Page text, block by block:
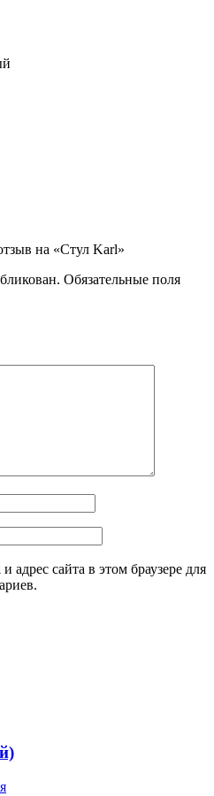
на «Стул Karl»
Обязательные поля
адрес сайта в этом браузере для